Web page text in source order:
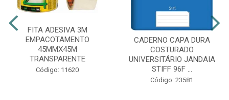
FITA ADESIVA 3M
EMPACOTAMENTO
45MMX45M
TRANSPARENTE
Código: 11620
CADERNO CAPA DURA
COSTURADO
UNIVERSITÁRIO JANDAIA
STIFF 96F ...
Código: 23581